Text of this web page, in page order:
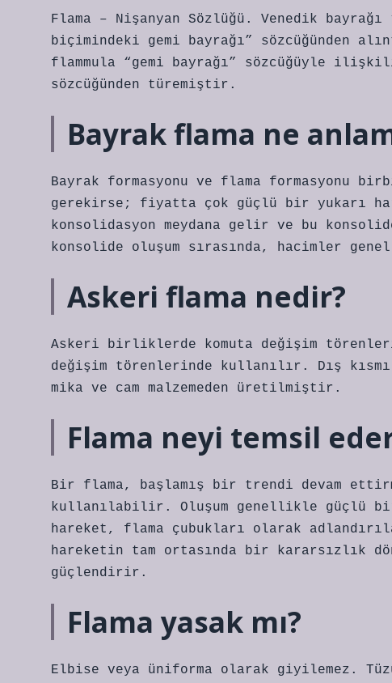
Flama – Nişanyan Sözlüğü. Venedik
biçimindeki gemi bayrağı” sözcüğünden
flammula “gemi bayrağı” sözcüğüyle
sözcüğünden türemiştir.
Bayrak flama ne
Bayrak formasyonu ve flama formasyonu
gerekirse; fiyatta çok güçlü bir yukarı
konsolidasyon meydana gelir ve bu
konsolide oluşum sırasında, hacimler
Askeri flama nedir?
Askeri birliklerde komuta değişim
değişim törenlerinde kullanılır. Dış
mika ve cam malzemeden üretilmiştir.
Flama neyi temsil
Bir flama, başlamış bir trendi devam
kullanılabilir. Oluşum genellikle güçlü
hareket, flama çubukları olarak
hareketin tam ortasında bir kararsızlık
güçlendirir.
Flama yasak mı?
Elbise veya üniforma olarak giyilemez.